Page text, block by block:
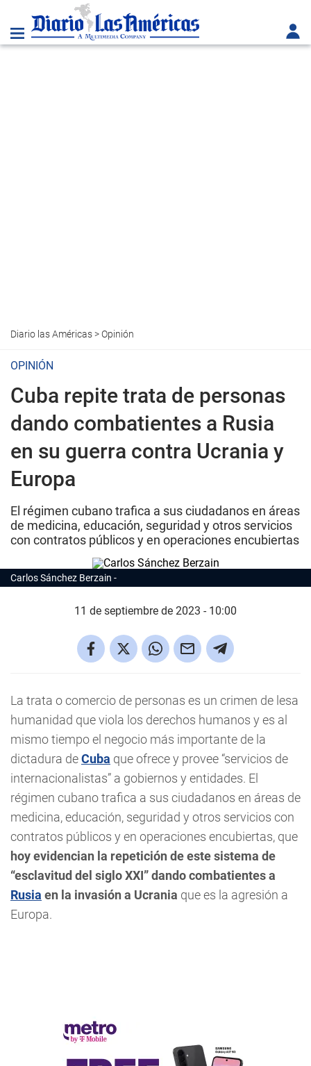
Diario las Américas>Opinión
OPINIÓN
Cuba repite trata de personas
dando combatientes a Rusia
en su guerra contra Ucrania y
Europa
El régimen cubano trafica a sus ciudadanos en áreas
de medicina, educación, seguridad y otros servicios
con contratos públicos y en operaciones encubiertas
Carlos Sánchez Berzain
11 de septiembre de 2023 - 10:00
La trata o comercio de personas es un crimen de lesa
humanidad que viola los derechos humanos y es al
mismo tiempo el negocio más importante de la
dictadura deCuba que ofrece y provee “servicios de
internacionalistas” a gobiernos y entidades. El
régimen cubano trafica a sus ciudadanos en áreas de
medicina, educación, seguridad y otros servicios con
contratos públicos y en operaciones encubiertas, que
hoy evidencian la repetición de este sistema de
“esclavitud del siglo XXI” dando combatientes a
Rusia en la invasión a Ucrania que es la agresión a
Europa.